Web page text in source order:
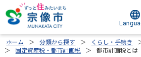
ホーム 分類から探す くらし・手続き
固定資産税・都市計画税
都市計画税とは